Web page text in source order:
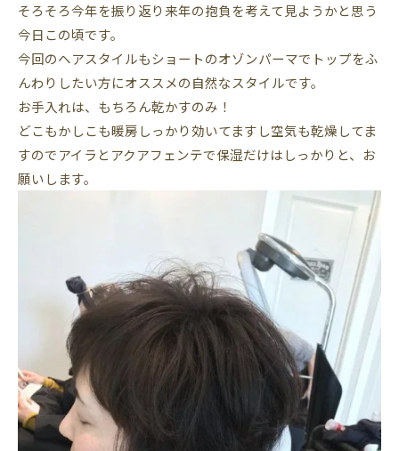
そろそろ今年を振り返り来年の抱負を考えて見ようかと思う
今日この頃です。
今回のヘアスタイルもショートのオゾンパーマでトップをふ
んわりしたい方にオススメの自然なスタイルです。
お手入れは、もちろん乾かすのみ！
どこもかしこも暖房しっかり効いてますし空気も乾燥してま
すのでアイラとアクアフェンテで保湿だけはしっかりと、お
願いします。